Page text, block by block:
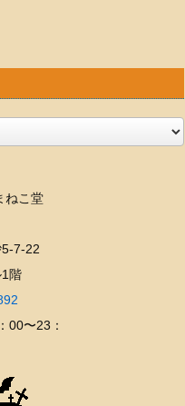
ねこ堂
7-22
階
00〜23：